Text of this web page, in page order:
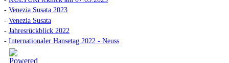
- Venezia Susata 2023
- Venezia Susata
- Jahresrückblick 2022
- Internationaler Hansetag 2022 - Neuss